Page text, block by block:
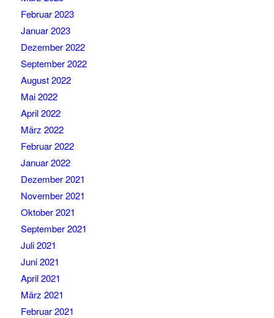
Februar 2023
Januar 2023
Dezember 2022
September 2022
August 2022
Mai 2022
April 2022
März 2022
Februar 2022
Januar 2022
Dezember 2021
November 2021
Oktober 2021
September 2021
Juli 2021
Juni 2021
April 2021
März 2021
Februar 2021